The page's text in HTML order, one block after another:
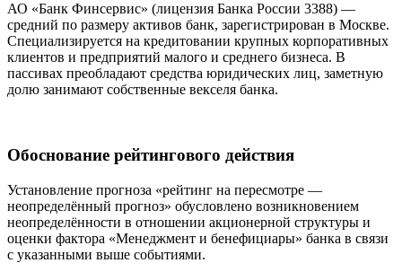
АО «Банк Финсервис» (лицензия Банка России 3388) —
средний по размеру активов банк, зарегистрирован в Москве.
Специализируется на кредитовании крупных корпоративных
клиентов и предприятий малого и среднего бизнеса. В
пассивах преобладают средства юридических лиц, заметную
долю занимают собственные векселя банка.
Обоснование рейтингового действия
Установление прогноза «рейтинг на пересмотре —
неопределённый прогноз» обусловлено возникновением
неопределённости в отношении акционерной структуры и
оценки фактора «Менеджмент и бенефициары» банка в связи
с указанными выше событиями.